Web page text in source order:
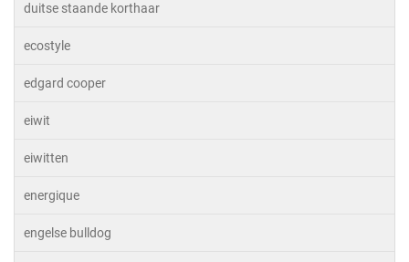
duitse staande korthaar
ecostyle
edgard cooper
eiwit
eiwitten
energique
engelse bulldog